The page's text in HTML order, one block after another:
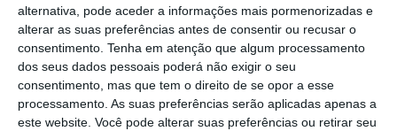
alternativa, pode aceder a informações mais pormenorizadas e
alterar as suas preferências antes de consentir ou recusar o
consentimento. Tenha em atenção que algum processamento
dos seus dados pessoais poderá não exigir o seu
consentimento, mas que tem o direito de se opor a esse
processamento. As suas preferências serão aplicadas apenas a
este website. Você pode alterar suas preferências ou retirar seu
Ler Mais
Em causa está, por exemplo, a intenção de
clarificar o regime de autorização de
utilização, a adoção de “diferimento tácito”